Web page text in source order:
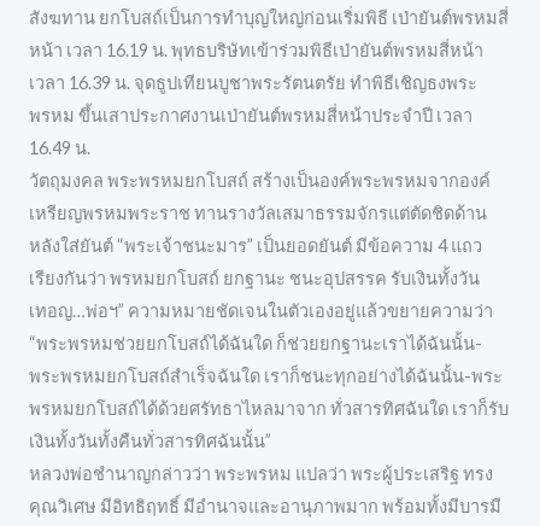
สังฆทาน ยกโบสถ์เป็นการทำบุญใหญ่ก่อนเริ่มพิธี เป่ายันต์พรหมสี่
หน้า เวลา 16.19 น. พุทธบริษัทเข้าร่วมพิธีเป่ายันต์พรหมสี่หน้า
เวลา 16.39 น. จุดธูปเทียนบูชาพระรัตนตรัย ทำพิธีเชิญธงพระ
พรหม ขึ้นเสาประกาศงานเป่ายันต์พรหมสี่หน้าประจำปี เวลา
16.49 น.
วัตถุมงคล พระพรหมยกโบสถ์ สร้างเป็นองค์พระพรหมจากองค์
เหรียญพรหมพระราช ทานรางวัลเสมาธรรมจักรแต่ตัดชิดด้าน
หลังใส่ยันต์ “พระเจ้าชนะมาร” เป็นยอดยันต์ มีข้อความ 4 แถว
เรียงกันว่า พรหมยกโบสถ์ ยกฐานะ ชนะอุปสรรค รับเงินทั้งวัน
เทอญ…พ่อฯ” ความหมายชัดเจนในตัวเองอยู่แล้วขยายความว่า
“พระพรหมช่วยยกโบสถ์ได้ฉันใด ก็ช่วยยกฐานะเราได้ฉันนั้น-
พระพรหมยกโบสถ์สำเร็จฉันใด เราก็ชนะทุกอย่างได้ฉันนั้น-พระ
พรหมยกโบสถ์ได้ด้วยศรัทธาไหลมาจาก ทั่วสารทิศฉันใด เราก็รับ
เงินทั้งวันทั้งคืนทั่วสารทิศฉันนั้น”
หลวงพ่อชำนาญกล่าวว่า พระพรหม แปลว่า พระผู้ประเสริฐ ทรง
คุณวิเศษ มีอิทธิฤทธิ์ มีอำนาจและอานุภาพมาก พร้อมทั้งมีบารมี